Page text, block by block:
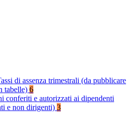
di assenza trimestrali (da pubblicare
tabelle) 6
conferiti e autorizzati ai dipendenti
e non dirigenti) 3